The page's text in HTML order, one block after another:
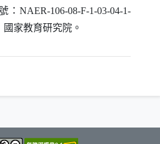
： NAER-106-08-F-1-03-04-1-
家教育研究院。